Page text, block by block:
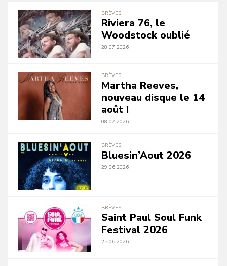
BRÈVES
Riviera 76, le
Woodstock oublié
28.07.2026
BRÈVES
Martha Reeves,
nouveau disque le 14
août !
08.07.2026
BRÈVES
Bluesin’Aout 2026
29.06.2026
BRÈVES
Saint Paul Soul Funk
Festival 2026
25.06.2026